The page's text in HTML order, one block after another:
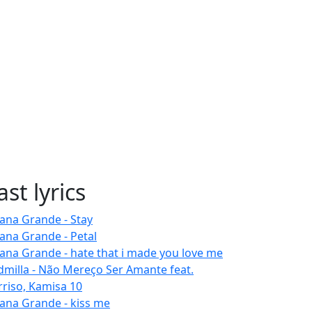
lyrics
Grande - Stay
Grande - Petal
Grande - hate that i made you love me
- Não Mereço Ser Amante feat.
Kamisa 10
Grande - kiss me